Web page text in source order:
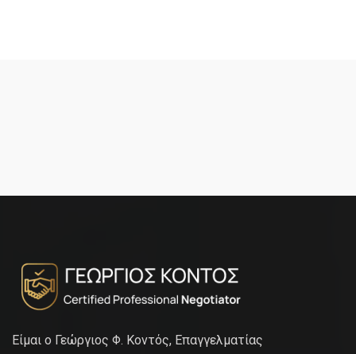
Είμαι ο Γεώργιος Φ. Κοντός, Επαγγελματίας